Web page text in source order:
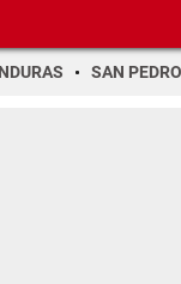
SAN PEDRO